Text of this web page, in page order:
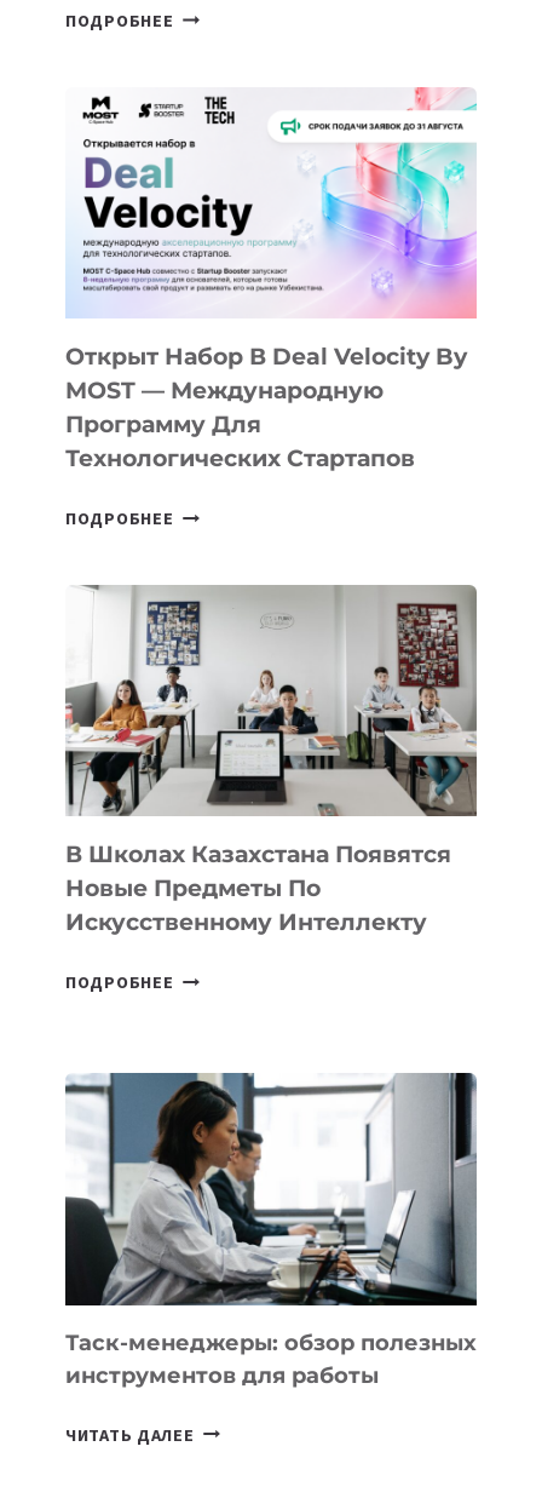
ПОДРОБНЕЕ ОТ
АЛМАТЫ:
КАК
AI
YOUTH
CAMP
ДАЛ
30
ПОДРОСТКАМ
БИЛЕТ
В
ПРЕДПРИНИМАТЕЛЬСТВО
Открыт Набор В Deal Velocity By
MOST — Международную
Программу Для
Технологических Стартапов
ПОДРОБНЕЕ ОТКРЫТ
DEAL
VELOCITY
BY
MOST
—
МЕЖДУНАРОДНУЮ
ПРОГРАММУ
ДЛЯ
ТЕХНОЛОГИЧЕСКИХ
В Школах Казахстана Появятся
Новые Предметы По
Искусственному Интеллекту
ПОДРОБНЕЕ
НОВЫЕ
ПРЕДМЕТЫ
ПО
ИСКУССТВЕННОМУ
ИНТЕЛЛЕКТУ
Таск-менеджеры: обзор полезных
инструментов для работы
ЧИТАТЬ ДАЛЕЕ ТАСК-